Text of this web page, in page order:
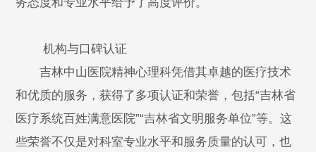
机构与口碑认证
吉林中山医院精神心理科凭借其卓越的医疗技术
和优质的服务，获得了多项认证和荣誉，包括“吉林省
医疗系统百姓满意医院”“吉林省文明服务单位”等。这
些荣誉不仅是对科室专业水平和服务质量的认可，也